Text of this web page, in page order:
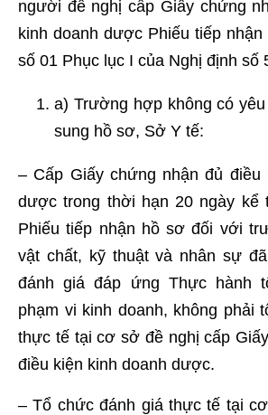
người đề nghị cấp Giấy chứng
kinh doanh dược Phiếu tiếp
số 01 Phục lục I của Nghị định số
a) Trường hợp không có
sung hồ sơ, Sở Y tế:
– Cấp Giấy chứng nhận đủ điều
dược trong thời hạn 20 ngày kể
Phiếu tiếp nhận hồ sơ đối với
vật chất, kỹ thuật và nhân sự
đánh giá đáp ứng Thực hành
phạm vi kinh doanh, không phải
thực tế tại cơ sở đề nghị cấp
điều kiện kinh doanh dược.
– Tổ chức đánh giá thực tế tại